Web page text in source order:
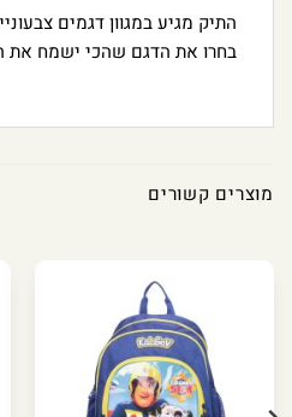
התיק מגיע במגוון דגמים
בחרו את הדגם שהכי ישמח את
מוצרים קשורים